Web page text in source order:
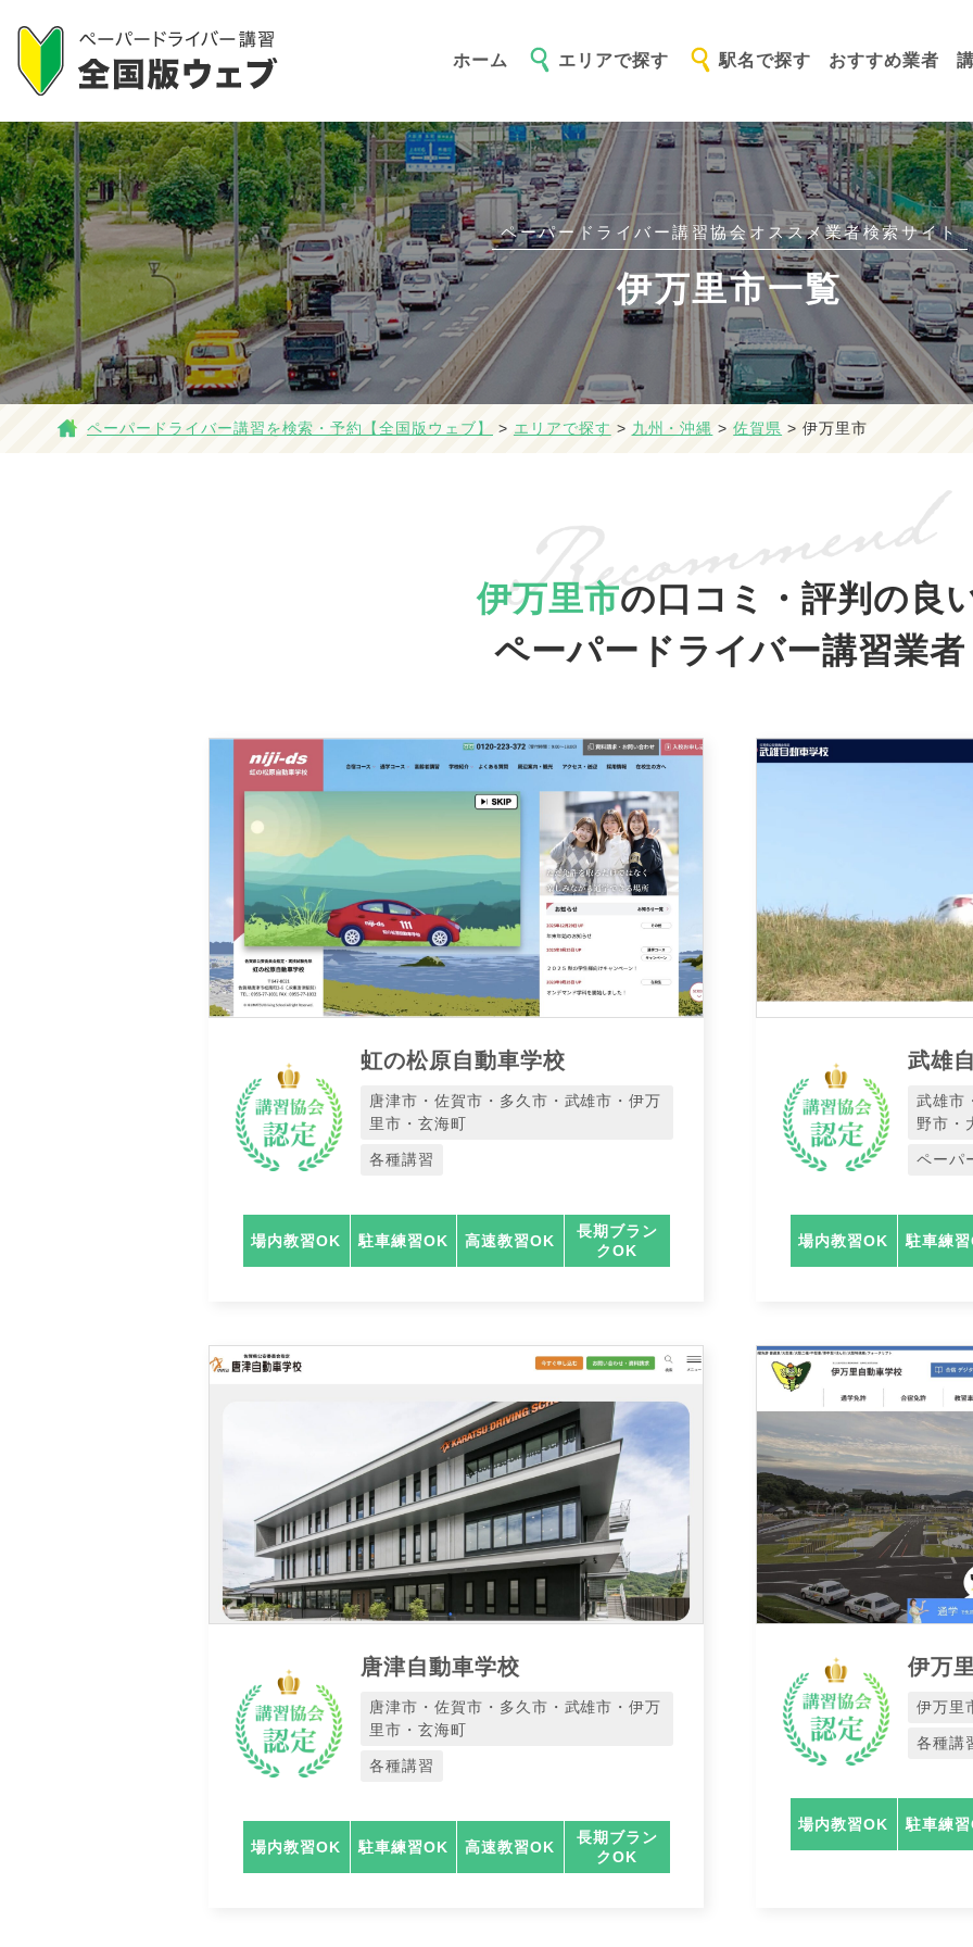
ホーム エリアで探す 駅名で探す おすすめ業者
ペーパードライバー講習協会オススメ業者検索サイト
伊万里市一覧
ペーパードライバー講習を検索・予約【全国版ウェブ】 > エリアで探す > 九州・沖縄 >佐賀県 >伊万里市
伊万里市の口コミ・評判の良
ペーパードライバー講習業者
虹の松原自動車学校
唐津市・佐賀市・多久市・武雄市・伊万
里市・玄海町
各種講習
場内教習OK 駐車練習OK 高速教習OK
長期ブラン
クOK
武雄
武雄市
野市・
ペーパ
場内教習OK 駐車練
唐津自動車学校
唐津市・佐賀市・多久市・武雄市・伊万
里市・玄海町
各種講習
場内教習OK 駐車練習OK 高速教習OK
長期ブラン
クOK
伊万
伊万里
各種講
場内教習OK 駐車練